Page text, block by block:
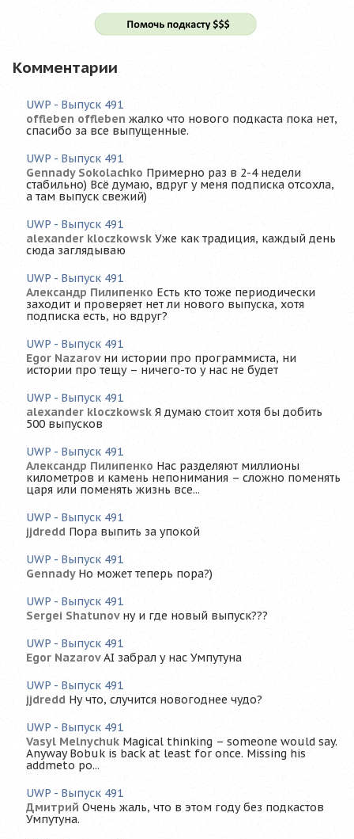
Комментарии
UWP - Выпуск 491
offleben offleben жалко что нового подкаста пока нет,
спасибо за все выпущенные.
UWP - Выпуск 491
Gennady Sokolachko Примерно раз в 2-4 недели
стабильно) Всё думаю, вдруг у меня подписка отсохла,
а там выпуск свежий)
UWP - Выпуск 491
alexander kloczkowsk Уже как традиция, каждый день
сюда заглядываю
UWP - Выпуск 491
Александр Пилипенко Есть кто тоже периодически
заходит и проверяет нет ли нового выпуска, хотя
подписка есть, но вдруг?
UWP - Выпуск 491
Egor Nazarov ни истории про программиста, ни
истории про тещу – ничего-то у нас не будет
UWP - Выпуск 491
alexander kloczkowsk Я думаю стоит хотя бы добить
500 выпусков
UWP - Выпуск 491
Александр Пилипенко Нас разделяют миллионы
километров и камень непонимания – сложно поменять
царя или поменять жизнь все...
UWP - Выпуск 491
jjdredd Пора выпить за упокой
UWP - Выпуск 491
Gennady Но может теперь пора?)
UWP - Выпуск 491
Sergei Shatunov ну и где новый выпуск???
UWP - Выпуск 491
Egor Nazarov AI забрал у нас Умпутуна
UWP - Выпуск 491
jjdredd Ну что, случится новогоднее чудо?
UWP - Выпуск 491
Vasyl Melnychuk Magical thinking – someone would say.
Anyway Bobuk is back at least for once. Missing his
addmeto po...
UWP - Выпуск 491
Дмитрий Очень жаль, что в этом году без подкастов
Умпутуна.